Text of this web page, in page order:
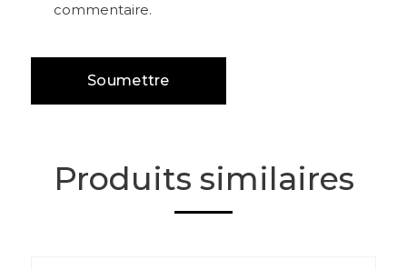
commentaire.
Produits similaires